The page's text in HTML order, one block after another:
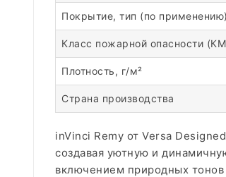
Покрытие, тип (по применению)
Класс пожарной опасности
Плотность, г/м²
Страна производства
inVinci Remy от Versa
создавая уютную и
включением природных